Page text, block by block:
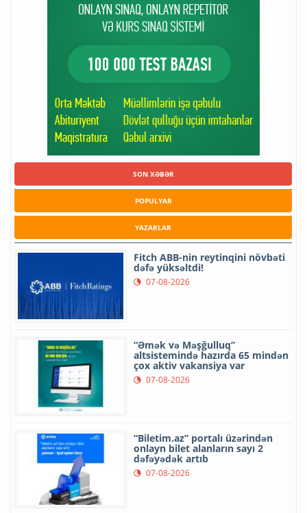
SON XƏBƏR
POPULYAR
YAZARLAR
Fitch ABB-nin reytinqini növbəti
dəfə yüksəltdi!
07-08-2026
“Əmək və Məşğulluq”
altsistemində hazırda 65 mindən
çox aktiv vakansiya var
07-08-2026
“Biletim.az” portalı üzərindən
onlayn bilet alanların sayı 2
dəfəyədək artıb
07-08-2026